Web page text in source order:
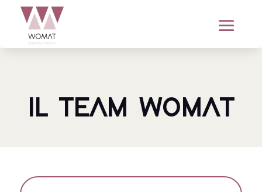
IL TEAM WOMAT